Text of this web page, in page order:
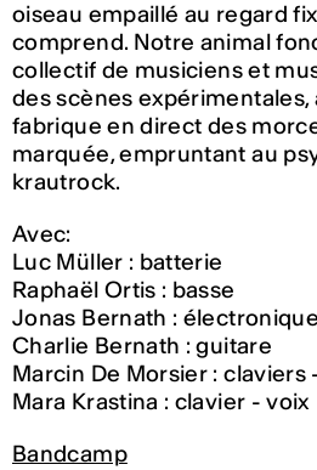
oiseau empaillé au regard
comprend. Notre animal
collectif de musiciens et
des scènes expérimentales,
fabrique en direct des
marquée, empruntant au
krautrock.
Avec:
Luc Müller : batterie
Raphaël Ortis : basse
Jonas Bernath : électronique
Charlie Bernath : guitare
Marcin De Morsier : claviers
Mara Krastina : clavier - voix
Bandcamp